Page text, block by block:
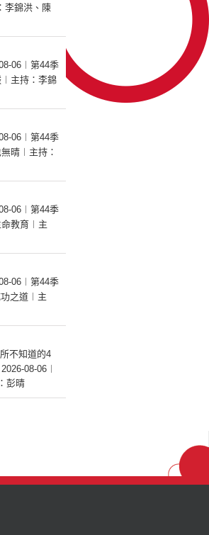
李錦洪、陳
06︱第44季
主持：李錦
06︱第44季
晴︱主持：
06︱第44季
教育︱主
06︱第44季
之道︱主
不知道的4
08-06︱
彭晴